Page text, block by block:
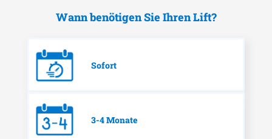
Wann benötigen Sie Ihren Lift?
Sofort
3-4 Monate